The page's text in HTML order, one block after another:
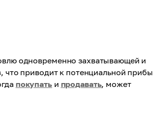
одновременно захватывающей и
что приводит к потенциальной
покупатьи продавать, может